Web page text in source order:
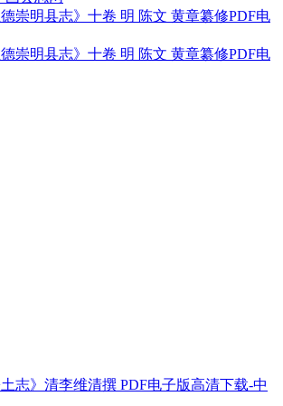
德崇明县志》十卷 明 陈文 黄章纂修PDF电
德崇明县志》十卷 明 陈文 黄章纂修PDF电